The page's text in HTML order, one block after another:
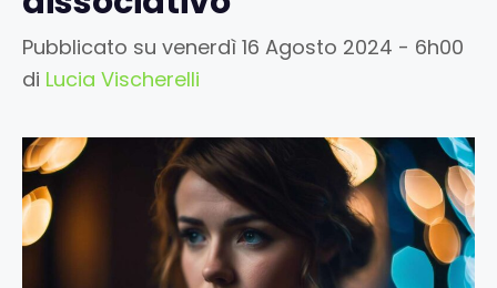
Pubblicato su venerdì 16 Agosto 2024 - 6h00
di Lucia Vischerelli